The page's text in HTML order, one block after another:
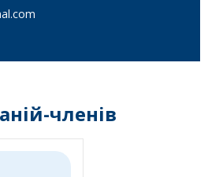
членів